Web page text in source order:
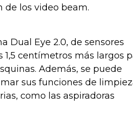
de los video beam.
Dual Eye 2.0, de sensores
centímetros más largos
Además, se puede
sus funciones de
como las aspiradoras